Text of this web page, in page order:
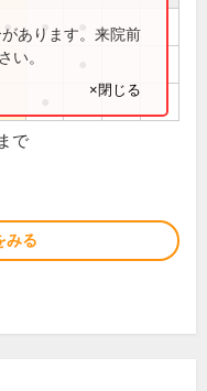
● ●
あります。来院前
い。
×閉じる
で
みる